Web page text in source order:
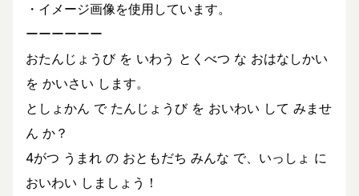
・イメージ画像を使用しています。
ーーーーーー
おたんじょうび を いわう とくべつ な おはなしかい
を かいさい します。
としょかん で たんじょうび を おいわい して みませ
ん か？
4がつ うまれ の おともだち みんな で、いっしょ に
おいわい しましょう！